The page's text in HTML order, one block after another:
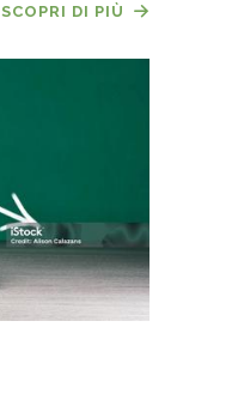
SCOPRI DI PIÙ